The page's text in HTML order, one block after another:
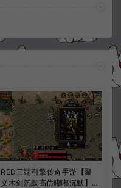
RED三端引擎传奇手游【聚
义木剑沉默高仿嘟嘟沉默】7